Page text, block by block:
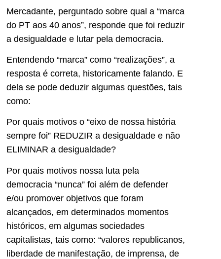
Mercadante, perguntado sobre qual a “marca
do PT aos 40 anos”, responde que foi reduzir
a desigualdade e lutar pela democracia.
Entendendo “marca” como “realizações”, a
resposta é correta, historicamente falando. E
dela se pode deduzir algumas questões, tais
como:
Por quais motivos o “eixo de nossa história
sempre foi” REDUZIR a desigualdade e não
ELIMINAR a desigualdade?
Por quais motivos nossa luta pela
democracia “nunca” foi além de defender
e/ou promover objetivos que foram
alcançados, em determinados momentos
históricos, em algumas sociedades
capitalistas, tais como: “valores republicanos,
liberdade de manifestação, de imprensa, de